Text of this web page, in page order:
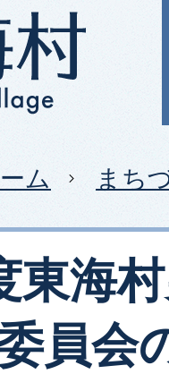
ム まち
東海
員会